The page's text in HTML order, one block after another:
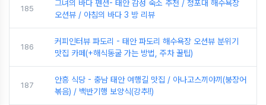
185
그녀의 바다 펜션- 태안 감성 숙소 추천 / 청포대 해수욕장
오션뷰 / 아침의 바다 3 방 리뷰
186
커피인터뷰 파도리 - 태안 파도리 해수욕장 오션뷰 분위기
맛집 카페(+해식동굴 가는 방법, 주차 꿀팁)
187
안흥 식당 - 충남 태안 여행길 맛집 / 아나고스끼야끼(붕장어
볶음) / 백반기행 보양식(강추!!)